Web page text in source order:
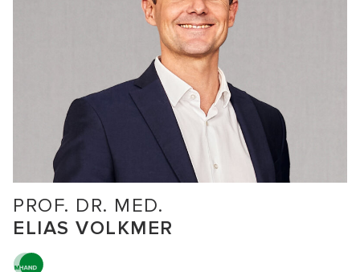
PROF. DR. MED.
ELIAS VOLKMER